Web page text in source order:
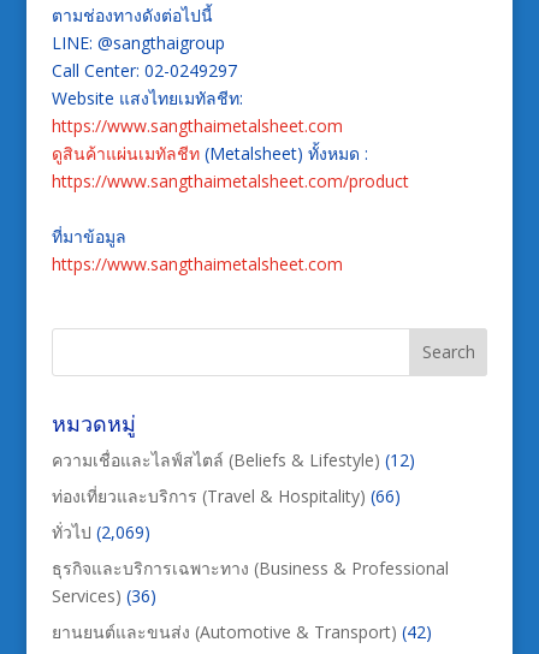
ตามช่องทางดังต่อไปนี้
LINE: @sangthaigroup
Call Center: 02-0249297
Website แสงไทยเมทัลชีท:
https://www.sangthaimetalsheet.com
ดูสินค้าแผ่นเมทัลชีท(Metalsheet) ทั้งหมด :
https://www.sangthaimetalsheet.com/product
ที่มาข้อมูล
https://www.sangthaimetalsheet.com
หมวดหมู่
ความเชื่อและไลฟ์สไตล์ (Beliefs & Lifestyle) (12)
ท่องเที่ยวและบริการ (Travel & Hospitality) (66)
ทั่วไป (2,069)
ธุรกิจและบริการเฉพาะทาง (Business & Professional
Services) (36)
ยานยนต์และขนส่ง (Automotive & Transport) (42)